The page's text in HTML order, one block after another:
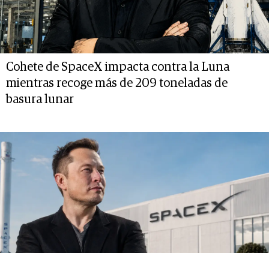
Cohete de SpaceX impacta contra la Luna
mientras recoge más de 209 toneladas de
basura lunar